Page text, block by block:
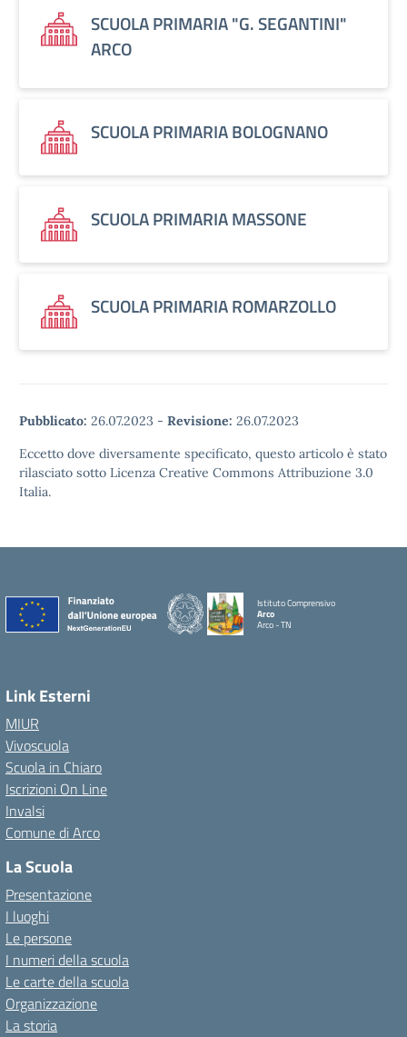
SCUOLA PRIMARIA "G. SEGANTINI"
ARCO
SCUOLA PRIMARIA BOLOGNANO
SCUOLA PRIMARIA MASSONE
SCUOLA PRIMARIA ROMARZOLLO
Pubblicato: 26.07.2023 - Revisione: 26.07.2023
Eccetto dove diversamente specificato, questo articolo è stato
rilasciato sotto Licenza Creative Commons Attribuzione 3.0
Italia.
Istituto Comprensivo
Arco
Arco - TN
Link Esterni
MIUR
Vivoscuola
Scuola in Chiaro
Iscrizioni On Line
Invalsi
Comune di Arco
La Scuola
Presentazione
I luoghi
Le persone
I numeri della scuola
Le carte della scuola
Organizzazione
La storia